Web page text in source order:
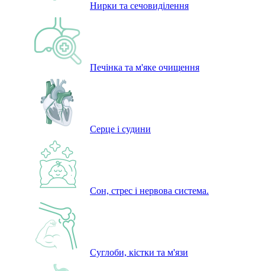
Нирки та сечовиділення
Печінка та м'яке очищення
Серце і судини
Сон, стрес і нервова система.
Суглоби, кістки та м'язи